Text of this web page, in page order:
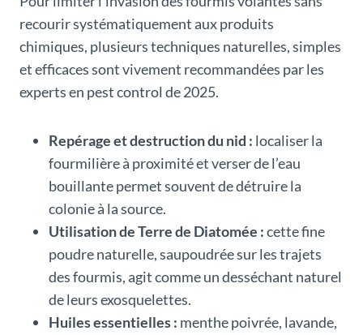
recourir systématiquement aux produits
chimiques, plusieurs techniques naturelles, simples
et efficaces sont vivement recommandées par les
experts en pest control de 2025.
Repérage et destruction du nid : localiser la
fourmilière à proximité et verser de l’eau
bouillante permet souvent de détruire la
colonie à la source.
Utilisation de Terre de Diatomée :cette fine
poudre naturelle, saupoudrée sur les trajets
des fourmis, agit comme un desséchant naturel
de leurs exosquelettes.
Huiles essentielles : menthe poivrée, lavande,